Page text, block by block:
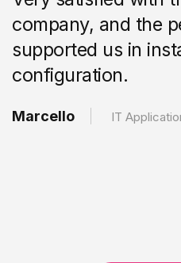
company, and the
supported us in
configuration.
Marcello IT